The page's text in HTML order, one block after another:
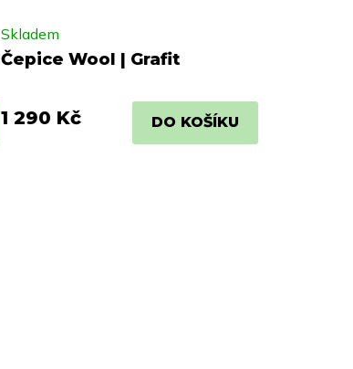
Čepice Wool | Grafit
Skladem
1 290 Kč DO KOŠÍKU